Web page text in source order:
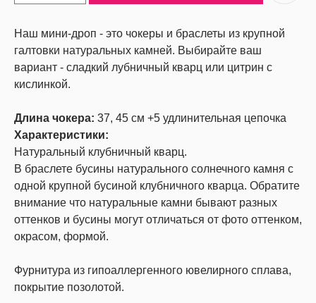
Наш мини-дроп - это чокеры и браслеты из крупной
галтовки натуральных камней. Выбирайте ваш
вариант - сладкий лубничный кварц или цитрин с
кислинкой.
Длина чокера: 37, 45 см +5 удлинительная цепочка
Характеристики:
Натуральный клубничный кварц.
В браслете бусины натурального солнечного камня с
одной крупной бусиной клубничного кварца. Обратите
внимание что натуральные камни бывают разных
оттенков и бусины могут отличаться от фото оттенком,
окрасом, формой.
Фурнитура из гипоаллергенного ювелирного сплава,
покрытие позолотой.